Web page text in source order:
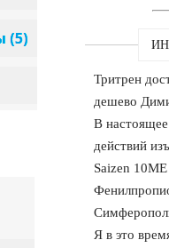
Тритрен
дешево
В
действий
Saizen
Я в это